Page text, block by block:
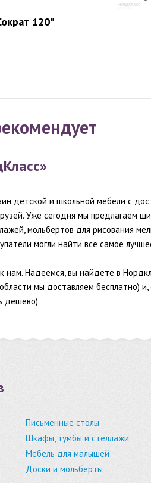
120"
детской и школьной мебели с
Уже сегодня мы предлагаем
мольбертов для рисования
могли найти всё самое
к нам. Надеемся, вы найдете в
мы доставляем бесплатно)
дешево).
Письменные столы
Шкафы, тумбы и стеллажи
Мебель для малышей
Доски и мольберты